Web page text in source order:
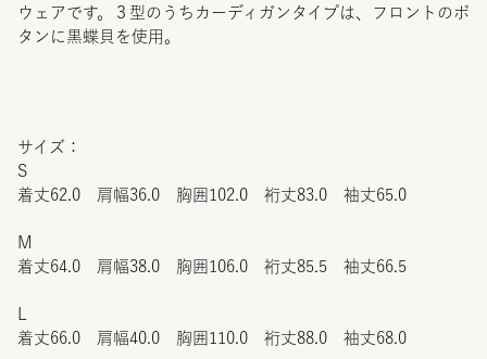
ウェアです。３型のうちカーディガンタイプは、フロントのボ
タンに黒蝶貝を使用。
サイズ：
S
着丈62.0 肩幅36.0 胸囲102.0 裄丈83.0 袖丈65.0
M
着丈64.0 肩幅38.0 胸囲106.0 裄丈85.5 袖丈66.5
着丈66.0 肩幅40.0 胸囲110.0 裄丈88.0 袖丈68.0